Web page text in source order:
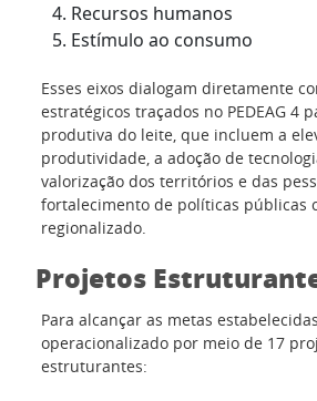
Recursos humanos
Estímulo ao consumo
Esses eixos dialogam diretamente
estratégicos traçados no PEDEAG 4
produtiva do leite, que incluem a
produtividade, a adoção de
valorização dos territórios e das
fortalecimento de políticas públicas
regionalizado.
Projetos
Para alcançar as metas
operacionalizado por meio de 17
estruturantes: